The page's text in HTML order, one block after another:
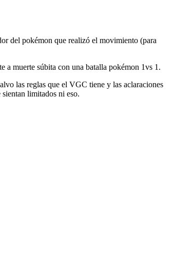
del pokémon que realizó el movimiento (para
a muerte súbita con una batalla pokémon 1vs 1.
las reglas que el VGC tiene y las aclaraciones
sientan limitados ni eso.